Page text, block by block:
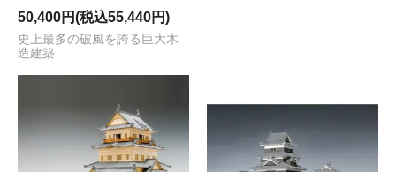
50,400円(税込55,440円)
史上最多の破風を誇る巨大木
造建築